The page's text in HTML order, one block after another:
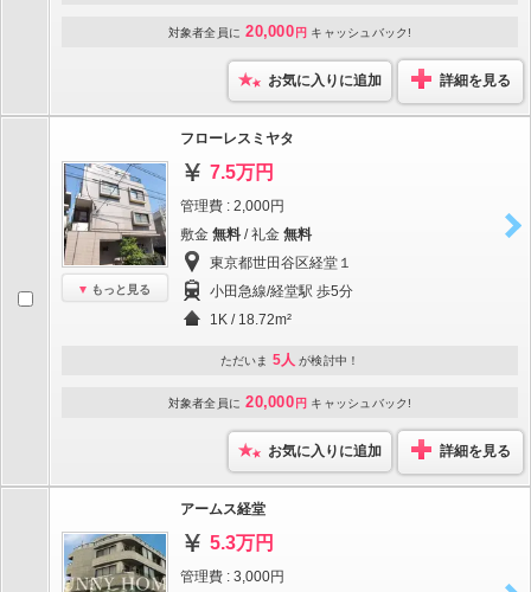
対象者全員に 20,000 円 キャッシュバック!
お気に入りに追加 詳細を見る
もっと見る
フローレスミヤタ
7.5万円
管理費 : 2,000円
敷金 無料 / 礼金 無料
東京都世田谷区経堂１
小田急線/経堂駅 歩5分
1K / 18.72m²
ただいま 5人 が検討中！
対象者全員に 20,000 円 キャッシュバック!
お気に入りに追加 詳細を見る
アームス経堂
5.3万円
管理費 : 3,000円